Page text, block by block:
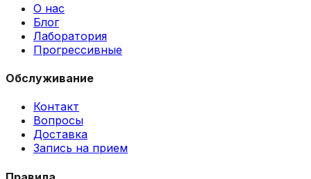
О нас
Блог
Лаборатория
Прогрессивные
Обслуживание
Контакт
Вопросы
Доставка
Запись на прием